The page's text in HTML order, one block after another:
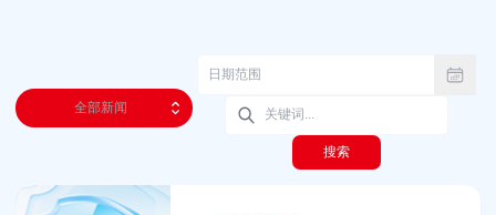
全部新闻
搜索